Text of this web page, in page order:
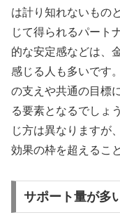
は計り知れないもの
じて得られるパート
的な安定感などは、
感じる人も多いです
の支えや共通の目標
る要素となるでしょ
じ方は異なりますが
効果の枠を超えるこ
サポート量が多